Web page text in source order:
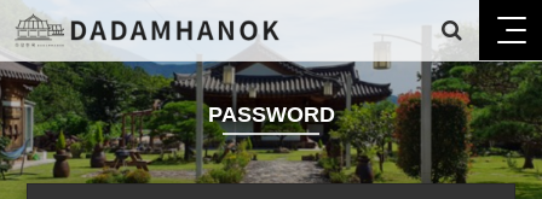
PASSWORD